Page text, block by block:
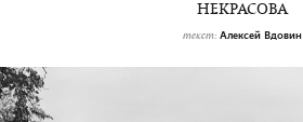
НЕКРАСОВА
текст: Алексей Вдовин